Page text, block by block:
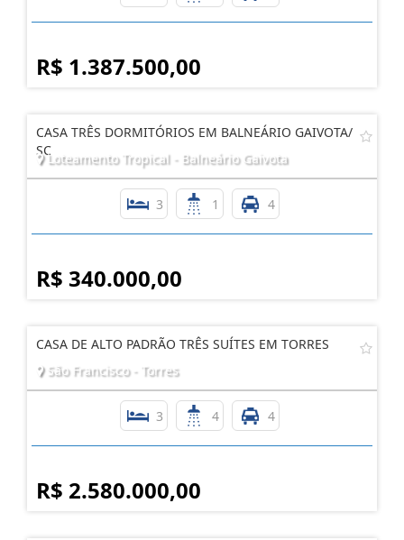
R$ 1.387.500,00
CASA TRÊS DORMITÓRIOS EM BALNEÁRIO GAIVOTA/
SCLoteamento Tropical - Balneário Gaivota
3 1 4
R$ 340.000,00
CASA DE ALTO PADRÃO TRÊS SUÍTES EM TORRES
São Francisco - Torres
3 4 4
R$ 2.580.000,00